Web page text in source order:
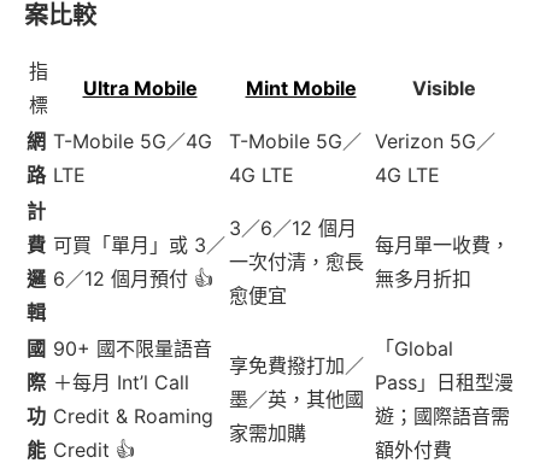
案比較
指
標
Ultra Mobile Mint Mobile Visible
網
路
T-Mobile 5G／4G
LTE
T-Mobile 5G／
4G LTE
Verizon 5G／
4G LTE
計
費
邏
輯
可買「單月」或 3／
6／12 個月預付 👍
3／6／12 個月
一次付清，愈長
愈便宜
每月單一收費，
無多月折扣
國
際
功
能
90+ 國不限量語音
＋每月 Int’l Call
Credit & Roaming
Credit 👍
享免費撥打加／
墨／英，其他國
家需加購
「Global
Pass」日租型漫
遊；國際語音需
額外付費